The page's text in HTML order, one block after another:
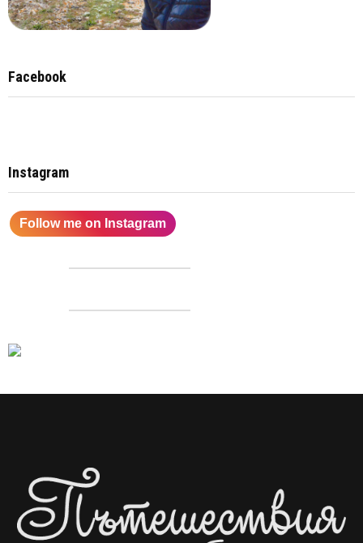
Facebook
Instagram
Follow me on Instagram